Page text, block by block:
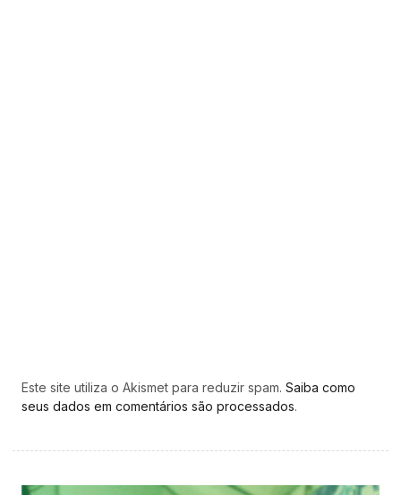
Este site utiliza o Akismet para reduzir spam. Saiba como
seus dados em comentários são processados.